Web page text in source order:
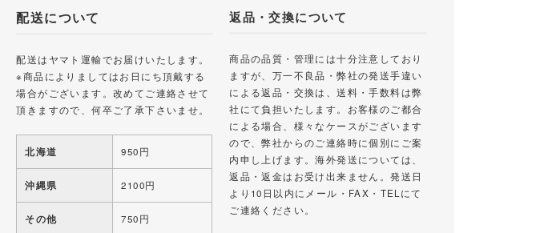
配送について
配送はヤマト運輸でお届けいたします。
※商品によりましてはお日にち頂戴する
場合がございます。改めてご連絡させて
頂きますので、何卒ご了承下さいませ。
北海道 950円
沖縄県 2100円
その他 750円
返品・交換について
商品の品質・管理には十分注意しており
ますが、万一不良品・弊社の発送手違い
による返品・交換は、送料・手数料は弊
社にて負担いたします。お客様のご都合
による場合、様々なケースがございます
ので、弊社からのご連絡時に個別にご案
内申し上げます。海外発送については、
返品・返金はお受け出来ません。発送日
より10日以内にメール・FAX・TELにて
ご連絡ください。